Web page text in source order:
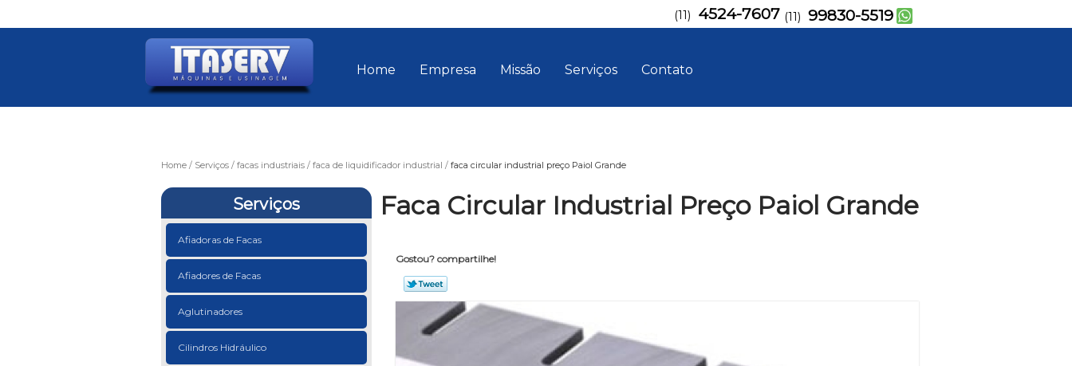
Home Empresa Missão Serviços Contato
(11) 4524-7607 (11) 99830-5519
Home Serviços facas industriais faca de liquidificador industrial faca circular industrial preço Paiol Grande
Serviços
Afiadoras de Facas
Afiadores de Facas
Aglutinadores
Cilindros Hidráulico
Faca Circular Industrial Preço Paiol Grande
Gostou? compartilhe!